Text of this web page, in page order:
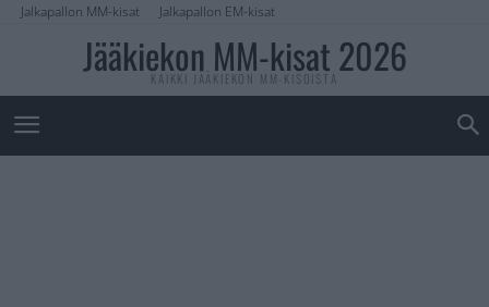
Jalkapallon MM-kisat Jalkapallon EM-kisat
Jääkiekon MM-kisat 2026
KAIKKI JÄÄKIEKON MM-KISOISTA